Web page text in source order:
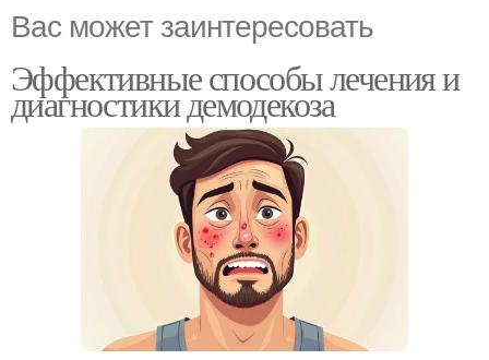
Вас может заинтересовать
Эффективные способы лечения и
диагностики демодекоза